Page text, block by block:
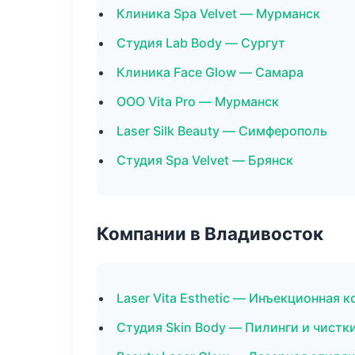
Клиника Spa Velvet — Мурманск
Студия Lab Body — Сургут
Клиника Face Glow — Самара
ООО Vita Pro — Мурманск
Laser Silk Beauty — Симферополь
Студия Spa Velvet — Брянск
Компании в Владивосток
Laser Vita Esthetic — Инъекционная
Студия Skin Body — Пилинги и